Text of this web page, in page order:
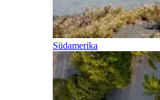
Südamerika